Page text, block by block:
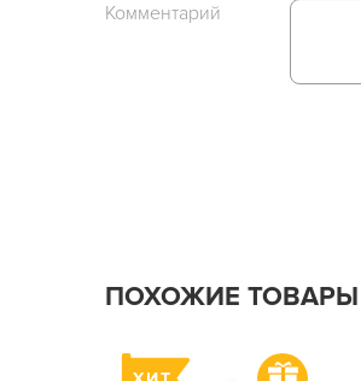
Комментарий
ПОХОЖИЕ ТОВАРЫ